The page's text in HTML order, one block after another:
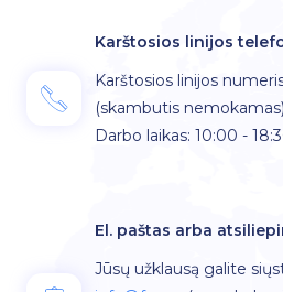
Karštosios linijos
Karštosios linijos
(skambutis nemokamas)
Darbo laikas: 10:00 -
El. paštas arba
Jūsų užklausą galite